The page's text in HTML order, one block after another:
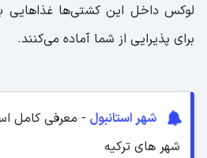
لوکس داخل این کشتی‌ها غذاهایی
برای پذیرایی از شما آماده می‌کنند.
شهر استانبول - معرفی کامل
شهر های ترکیه